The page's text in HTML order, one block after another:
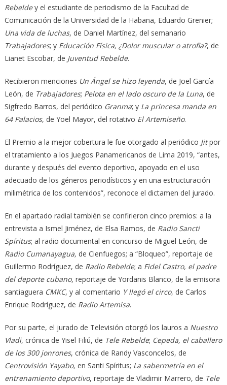
Rebeldey el estudiante de periodismo de la Facultad de
Comunicación de la Universidad de la Habana, Eduardo Grenier;
Una vida de luchas, de Daniel Martínez, del semanario
Trabajadores; y Educación Física, ¿Dolor muscular o atrofia?, de
Lianet Escobar, de Juventud Rebelde.
Recibieron menciones Un Ángel se hizo leyenda, de Joel García
León, de Trabajadores; Pelota en el lado oscuro de la Luna, de
Sigfredo Barros, del periódico Granma; y La princesa manda en
64 Palacios, de Yoel Mayor, del rotativo El Artemiseño.
El Premio a la mejor cobertura le fue otorgado al periódico Jitpor
el tratamiento a los Juegos Panamericanos de Lima 2019, “antes,
durante y después del evento deportivo, apoyado en el uso
adecuado de los géneros periodísticos y en una estructuración
milimétrica de los contenidos”, reconoce el dictamen del jurado.
En el apartado radial también se confirieron cinco premios: a la
entrevista a Ismel Jiménez, de Elsa Ramos, de Radio Sancti
Spíritus; al radio documental en concurso de Miguel León, de
Radio Cumanayagua, de Cienfuegos; a “Bloqueo”, reportaje de
Guillermo Rodríguez, de Radio Rebelde; a Fidel Castro, el padre
del deporte cubano, reportaje de Yordanis Blanco, de la emisora
santiaguera CMKC, y al comentario Y llegó el circo, de Carlos
Enrique Rodríguez, de Radio Artemisa.
Por su parte, el jurado de Televisión otorgó los lauros a Nuestro
Vladi, crónica de Yisel Filiú, de Tele Rebelde; Cepeda, el caballero
de los 300 jonrones, crónica de Randy Vasconcelos, de
Centrovisión Yayabo, en Santi Spíritus; La sabermetría en el
entrenamiento deportivo, reportaje de Vladimir Marrero, de Tele